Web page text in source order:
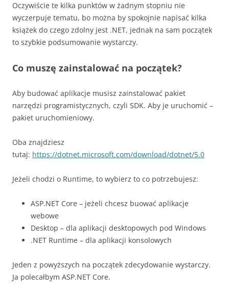
Oczywiście te kilka punktów w żadnym stopniu nie
wyczerpuje tematu, bo można by spokojnie napisać kilka
książek do czego zdolny jest .NET, jednak na sam początek
to szybkie podsumowanie wystarczy.
Co muszę zainstalować na początek?
Aby budować aplikacje musisz zainstalować pakiet
narzędzi programistycznych, czyli SDK. Aby je uruchomić –
pakiet uruchomieniowy.
Oba znajdziesz
tutaj: https://dotnet.microsoft.com/download/dotnet/5.0
Jeżeli chodzi o Runtime, to wybierz to co potrzebujesz:
ASP.NET Core – jeżeli chcesz buować aplikacje
webowe
Desktop – dla aplikacji desktopowych pod Windows
.NET Runtime – dla aplikacji konsolowych
Jeden z powyższych na początek zdecydowanie wystarczy.
Ja polecałbym ASP.NET Core.